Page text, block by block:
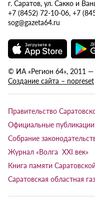
г. Саратов, ул. Сакко и
+7 (8452) 72-10-06, +7
sog@gazeta64.ru
© ИА «Регион 64», 2011
Создание сайта – nopreset
Правительство
Официальные публикации
Собрание
Журнал «Волга XXI век»
Книга памяти
Саратовская областная